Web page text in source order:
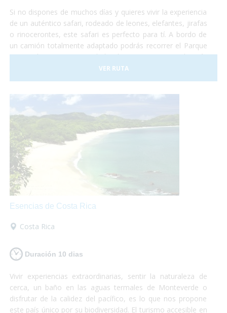
Si no dispones de muchos días y quieres vivir la experiencia
de un auténtico safari, rodeado de leones, elefantes, jirafas
o rinocerontes, este safari es perfecto para tí. A bordo de
un camión totalmente adaptado podrás recorrer el Parque
Nacional Kruger, sin duda la reserva natural más
importante de África y dónde podrás sentir la cercanía con
la fauna más espectacular del planeta. No te lo puedes
VER RUTA
Esencias de Costa Rica
Costa Rica
Duración 10 dias
Vivir experiencias extraordinarias, sentir la naturaleza de
cerca, un baño en las aguas termales de Monteverde o
disfrutar de la calidez del pacífico, es lo que nos propone
este país único por su biodiversidad. El turismo accesible en